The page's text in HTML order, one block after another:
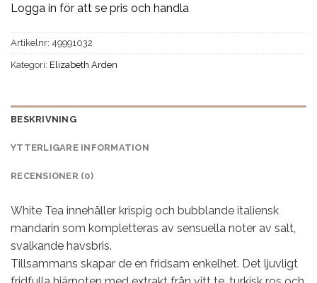
Logga in för att se pris och handla
Artikelnr: 49991032
Kategori: Elizabeth Arden
BESKRIVNING
YTTERLIGARE INFORMATION
RECENSIONER (0)
White Tea innehåller krispig och bubblande italiensk
mandarin som kompletteras av sensuella noter av salt,
svalkande havsbris.
Tillsammans skapar de en fridsam enkelhet. Det ljuvligt